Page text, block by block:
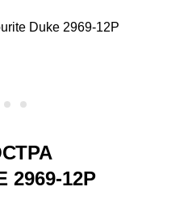
Duke 2969-12P
2969-12P